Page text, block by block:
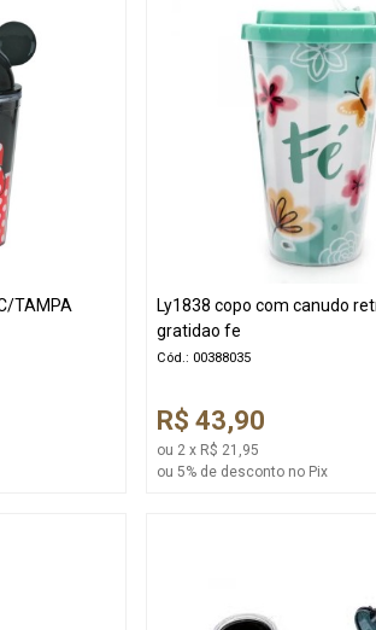
TAMPA
Ly1838 copo com canudo
gratidao fe
Cód.: 00388035
R$ 43,90
ou 2 x R$ 21,95
ou 5% de desconto no Pix